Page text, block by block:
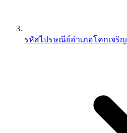
รหัสไปรษณีย์อำเภอโคกเจริญ